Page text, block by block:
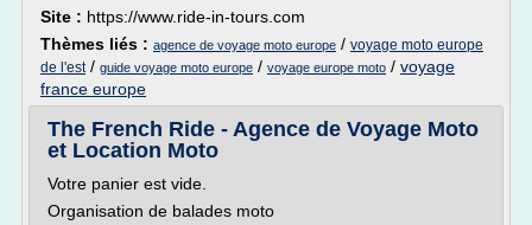
Site : https://www.ride-in-tours.com
Thèmes liés : agence de voyage moto europe / voyage moto europe
de l'est/ guide voyage moto europe / voyage europe moto / voyage
france europe
The French Ride - Agence de Voyage Moto
et Location Moto
Votre panier est vide.
Organisation de balades moto